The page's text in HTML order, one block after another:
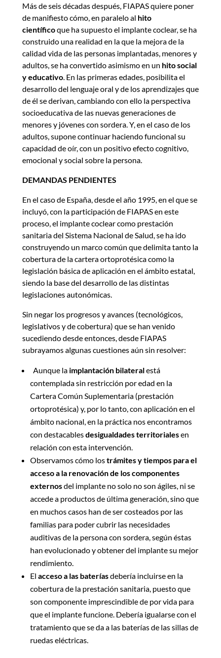
Más de seis décadas después, FIAPAS quiere poner
de manifiesto cómo, en paralelo al hito
científicoque ha supuesto el implante coclear, se ha
construido una realidad en la que la mejora de la
calidad vida de las personas implantadas, menores y
adultos, se ha convertido asimismo en un hito social
y educativo. En las primeras edades, posibilita el
desarrollo del lenguaje oral y de los aprendizajes que
de él se derivan, cambiando con ello la perspectiva
socioeducativa de las nuevas generaciones de
menores y jóvenes con sordera. Y, en el caso de los
adultos, supone continuar haciendo funcional su
capacidad de oír, con un positivo efecto cognitivo,
emocional y social sobre la persona.
DEMANDAS PENDIENTES
En el caso de España, desde el año 1995, en el que se
incluyó, con la participación de FIAPAS en este
proceso, el implante coclear como prestación
sanitaria del Sistema Nacional de Salud, se ha ido
construyendo un marco común que delimita tanto la
cobertura de la cartera ortoprotésica como la
legislación básica de aplicación en el ámbito estatal,
siendo la base del desarrollo de las distintas
legislaciones autonómicas.
Sin negar los progresos y avances (tecnológicos,
legislativos y de cobertura) que se han venido
sucediendo desde entonces, desde FIAPAS
subrayamos algunas cuestiones aún sin resolver:
Aunque la implantación bilateralestá
contemplada sin restricción por edad en la
Cartera Común Suplementaria (prestación
ortoprotésica) y, por lo tanto, con aplicación en el
ámbito nacional, en la práctica nos encontramos
con destacablesdesigualdades territorialesen
relación con esta intervención.
Observamos cómo lostrámites y tiempos para el
acceso a la renovación de los componentes
externosdel implante no solo no son ágiles, ni se
accede a productos de última generación, sino que
en muchos casos han de ser costeados por las
familias para poder cubrir las necesidades
auditivas de la persona con sordera, según éstas
han evolucionado y obtener del implante su mejor
rendimiento.
El acceso a las bateríasdebería incluirse en la
cobertura de la prestación sanitaria, puesto que
son componente imprescindible de por vida para
que el implante funcione. Debería igualarse con el
tratamiento que se da a las baterías de las sillas de
ruedas eléctricas.